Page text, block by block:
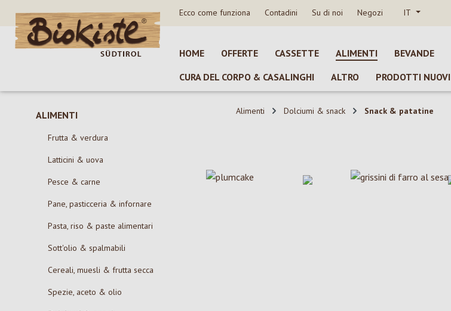
al contenuto principale
Salta alla ricerca
Passa alla navigazione principale Ecco come funziona Contadini Su di noi Negozi IT
HOME OFFERTE CASSETTE ALIMENTI
BEVANDE
CURA DEL CORPO & CASALINGHI
ALTRO PRODOTTI NUOVI
ALIMENTI
Frutta & verdura
Latticini & uova
Pesce & carne
Pane, pasticceria & infornare
Pasta, riso & paste alimentari
Sott'olio & spalmabili
Cereali, muesli & frutta secca
Spezie, aceto & olio
Alimenti Dolciumi & snack Snack & patatine